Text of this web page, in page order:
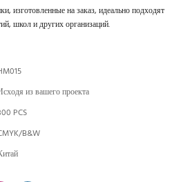
изготовленные на заказ, идеально подходят
школ и других организаций.
из вашего проекта
PCS
B&W